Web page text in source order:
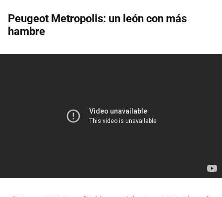
Peugeot Metropolis: un león con más
hambre